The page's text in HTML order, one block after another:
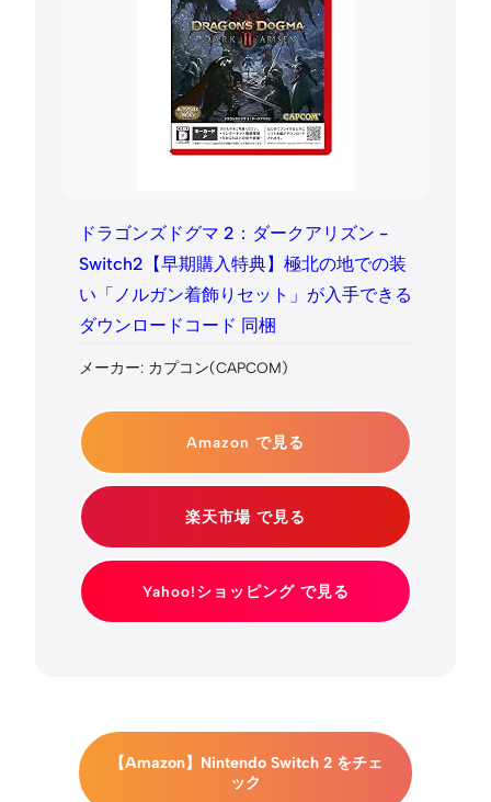
ドラゴンズドグマ 2：ダークアリズン -
Switch2【早期購入特典】極北の地での装
い「ノルガン着飾りセット」が入手できる
ダウンロードコード 同梱
メーカー: カプコン(CAPCOM)
Amazon で見る
楽天市場 で見る
Yahoo!ショッピング で見る
【Amazon】Nintendo Switch 2 をチェ
ック